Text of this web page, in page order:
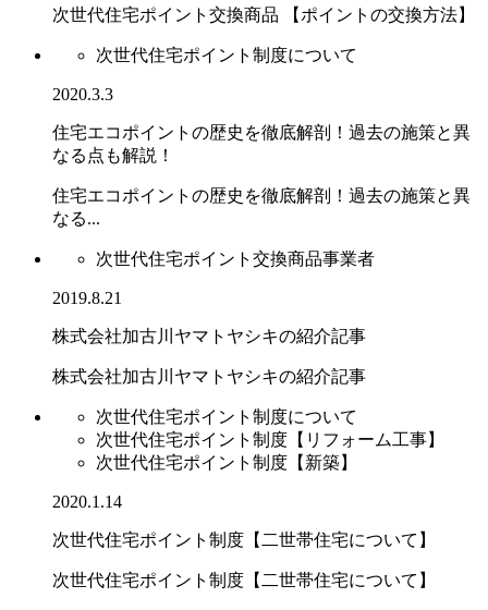
次世代住宅ポイント交換商品 【ポイントの交換方法】
次世代住宅ポイント制度について
2020.3.3
住宅エコポイントの歴史を徹底解剖！過去の施策と異
なる点も解説！
住宅エコポイントの歴史を徹底解剖！過去の施策と異
なる...
次世代住宅ポイント交換商品事業者
2019.8.21
株式会社加古川ヤマトヤシキの紹介記事
株式会社加古川ヤマトヤシキの紹介記事
次世代住宅ポイント制度について
次世代住宅ポイント制度【リフォーム工事】
次世代住宅ポイント制度【新築】
2020.1.14
次世代住宅ポイント制度【二世帯住宅について】
次世代住宅ポイント制度【二世帯住宅について】